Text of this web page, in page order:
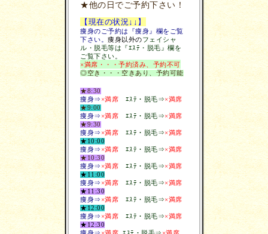
★他の日でご予約下さい！
【現在の状況↓↓】
痩身のご予約は『痩身』欄をご覧
下さい。 痩身以外のフェイシャ
ル・脱毛等は『ｴｽﾃ・脱毛』欄を
ご覧下さい。
×満席・・・予約済み、予約不可
◎空き・・・空きあり、予約可能
★8:30
痩身⇒ ×満席 ｴｽﾃ・脱毛⇒×満席
★9:00
痩身⇒ ×満席 ｴｽﾃ・脱毛⇒×満席
★9:30
痩身⇒ ×満席 ｴｽﾃ・脱毛⇒×満席
★10:00
痩身⇒ ×満席 ｴｽﾃ・脱毛⇒×満席
★10:30
痩身⇒ ×満席 ｴｽﾃ・脱毛⇒×満席
★11:00
痩身⇒ ×満席 ｴｽﾃ・脱毛⇒×満席
★11:30
痩身⇒ ×満席 ｴｽﾃ・脱毛⇒×満席
★12:00
痩身⇒ ×満席 ｴｽﾃ・脱毛⇒×満席
★12:30